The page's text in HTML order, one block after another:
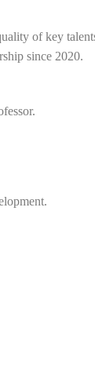
of key
since 2020.